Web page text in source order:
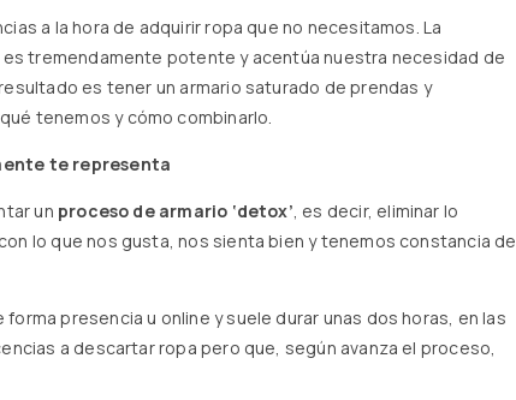
a la hora de adquirir ropa que no necesitamos. La
es tremendamente potente y acentúa nuestra necesidad de
es tener un armario saturado de prendas y
tenemos y cómo combinarlo.
te representa
un proceso de armario ‘detox’, es decir, eliminar lo
lo que nos gusta, nos sienta bien y tenemos constancia de
presencia u online y suele durar unas dos horas, en las
a descartar ropa pero que, según avanza el proceso,